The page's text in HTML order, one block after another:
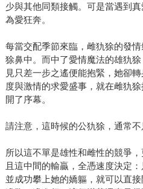
少與其他同類接觸。可是當遇到
為愛狂奔。
每當交配季節來臨，雌犰狳的發
狳鼻中。而中了愛情魔法的雄犰
見只差一步之遙便能抱緊，她卻
度與激情的求愛盛事，就在雌犰
開了序幕。
請注意，這時候的公犰狳，通常不
所以這不單是雄性和雌性的競爭
且這中間的輸贏，全憑速度決定
並成功攀上她的嬌軀，就可以直